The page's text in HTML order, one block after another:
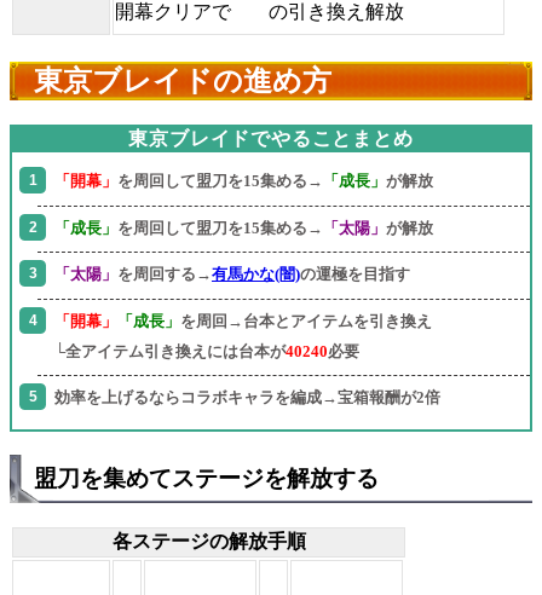
開幕クリアで
の引き換え解放
東京ブレイドの進め方
東京ブレイドでやることまとめ
「開幕」 を周回して盟刀を15集める→ 「成長」 が解放
「成長」 を周回して盟刀を15集める→ 「太陽」 が解放
「太陽」 を周回する→有馬かな(闇)の運極を目指す
「開幕」 「成長」 を周回→台本とアイテムを引き換え
└全アイテム引き換えには台本が40240必要
効率を上げるならコラボキャラを編成→宝箱報酬が2倍
盟刀を集めてステージを解放する
各ステージの解放手順